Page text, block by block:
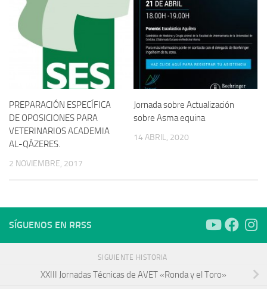
PREPARACIÓN ESPECÍFICA
DE OPOSICIONES PARA
VETERINARIOS ACADEMIA
AL-QÁZERES.
2 NOVIEMBRE, 2017
Jornada sobre Actualización
sobre Asma equina
14 ABRIL, 2020
SÍGUENOS EN RRSS
SIGUIENTE HISTORIA
XXIII Jornadas Técnicas de AVET «Ronda y el Toro»